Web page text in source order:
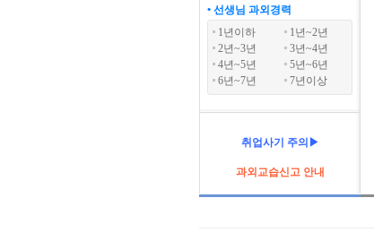
• 선생님 과외경력
1년이하
1년~2년
2년~3년
3년~4년
4년~5년
5년~6년
6년~7년
7년이상
취업사기 주의▶
과외교습신고 안내